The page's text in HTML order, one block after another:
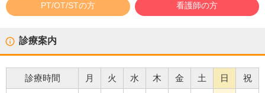
PT/OT/STの方 看護師の方
診療案内
診療時間 月 火 水 木 金 土 日 祝